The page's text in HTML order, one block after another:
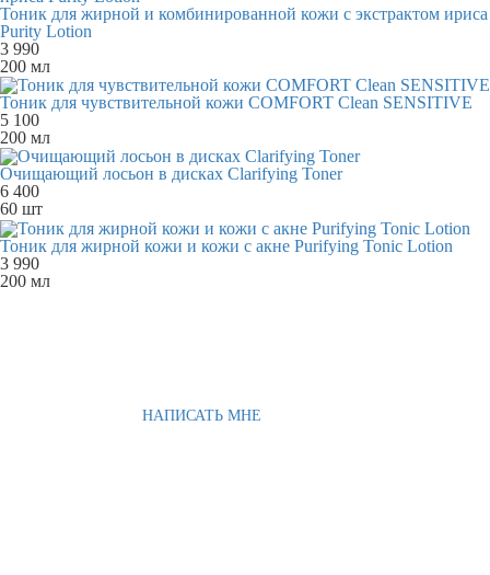
Тоник для жирной и комбинированной кожи с экстрактом ириса
Purity Lotion
3 990
200 мл
Тоник для чувствительной кожи COMFORT Clean SENSITIVE
5 100
200 мл
Очищающий лосьон в дисках Clarifying Toner
6 400
60 шт
Тоник для жирной кожи и кожи с акне Purifying Tonic Lotion
3 990
200 мл
НАПИСАТЬ МНЕ